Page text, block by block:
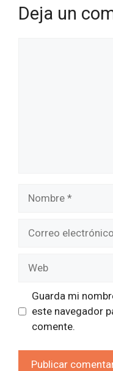
Deja un
Guarda mi
este navegador
comente.